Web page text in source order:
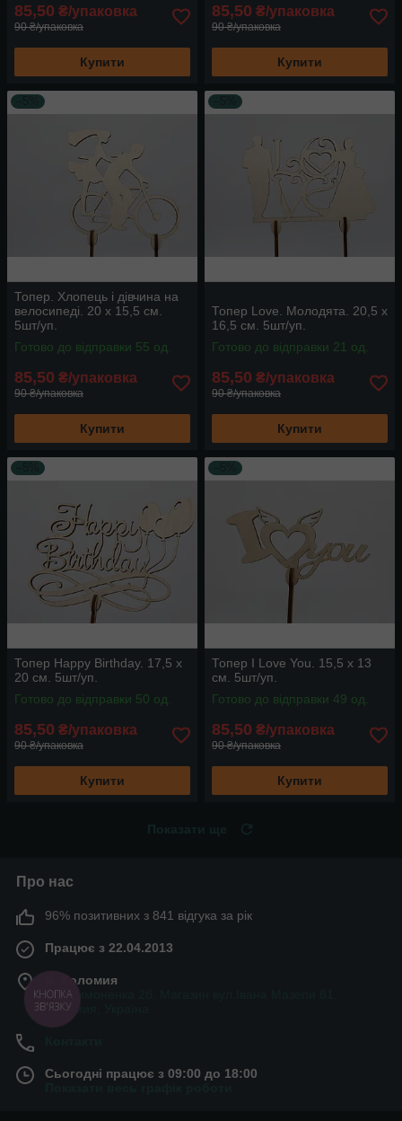
85,50 ₴/упаковка
90 ₴/упаковка
Купити
85,50 ₴/упаковка
90 ₴/упаковка
Купити
Топер. Хлопець і дівчина на
велосипеді. 20 х 15,5 см.
5шт/уп.
Готово до відправки 55 од.
85,50 ₴/упаковка
90 ₴/упаковка
Купити
Топер Love. Молодята. 20,5 х
16,5 см. 5шт/уп.
Готово до відправки 21 од.
85,50 ₴/упаковка
90 ₴/упаковка
Купити
Топер Happy Birthday. 17,5 х
20 см. 5шт/уп.
Готово до відправки 50 од.
85,50 ₴/упаковка
90 ₴/упаковка
Купити
Топер I Love You. 15,5 х 13
см. 5шт/уп.
Готово до відправки 49 од.
85,50 ₴/упаковка
90 ₴/упаковка
Купити
Про нас
96% позитивних з 841 відгука за рік
Працює з 22.04.2013
м. Коломия
вул.Симоненка 2б. Магазин вул.Івана Мазепи 81,
Коломия, Україна
Сьогодні працює з 09:00 до 18:00
КНОПКА
ЗВ'ЯЗКУ